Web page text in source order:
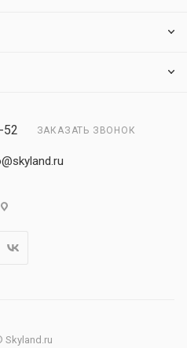
52 ЗАКАЗАТЬ ЗВОНОК
Skyland.ru